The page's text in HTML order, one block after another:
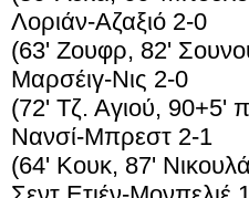
Λοριάν-Αζαξιό 2-0
(63' Ζουφρ, 82'
Μαρσέιγ-Νις 2-0
(72' Τζ. Αγιού, 90+5'
Νανσί-Μπρεστ 2-1
(64' Κουκ, 87'